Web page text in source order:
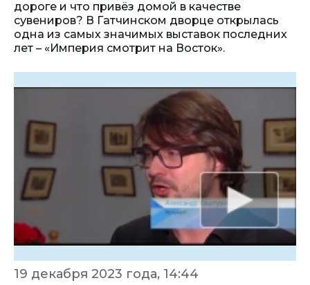
дороге и что привёз домой в качестве
сувениров? В Гатчинском дворце открылась
одна из самых значимых выставок последних
лет – «Империя смотрит на Восток».
19 декабря 2023 года, 14:44